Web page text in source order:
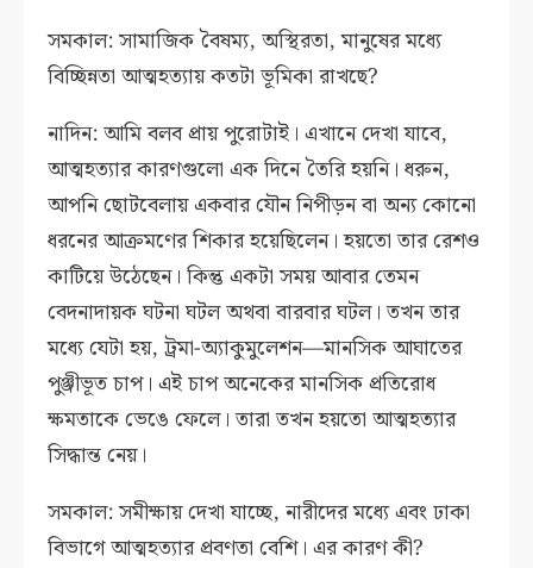
সমকাল: সামাজিক বৈষম্য, অস্থিরতা, মানুষের মধ্যে
বিচ্ছিন্নতা আত্মহত্যায় কতটা ভূমিকা রাখছে?
নাদিন: আমি বলব প্রায় পুরোটাই। এখানে দেখা যাবে,
আত্মহত্যার কারণগুলো এক দিনে তৈরি হয়নি। ধরুন,
আপনি ছোটবেলায় একবার যৌন নিপীড়ন বা অন্য কোনো
ধরনের আক্রমণের শিকার হয়েছিলেন। হয়তো তার রেশও
কাটিয়ে উঠেছেন। কিন্তু একটা সময় আবার তেমন
বেদনাদায়ক ঘটনা ঘটল অথবা বারবার ঘটল। তখন তার
মধ্যে যেটা হয়, ট্রমা-অ্যাকুমুলেশন—মানসিক আঘাতের
পুঞ্জীভূত চাপ। এই চাপ অনেকের মানসিক প্রতিরোধ
ক্ষমতাকে ভেঙে ফেলে। তারা তখন হয়তো আত্মহত্যার
সিদ্ধান্ত নেয়।
সমকাল: সমীক্ষায় দেখা যাচ্ছে, নারীদের মধ্যে এবং ঢাকা
বিভাগে আত্মহত্যার প্রবণতা বেশি। এর কারণ কী?